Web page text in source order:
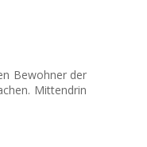
Bewohner der
Mittendrin